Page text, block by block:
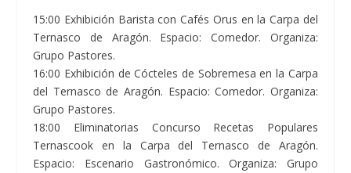
15:00 Exhibición Barista con Cafés Orus en la Carpa del
Ternasco de Aragón. Espacio: Comedor. Organiza:
Grupo Pastores.
16:00 Exhibición de Cócteles de Sobremesa en la Carpa
del Ternasco de Aragón. Espacio: Comedor. Organiza:
Grupo Pastores.
18:00 Eliminatorias Concurso Recetas Populares
Ternascook en la Carpa del Ternasco de Aragón.
Espacio: Escenario Gastronómico. Organiza: Grupo